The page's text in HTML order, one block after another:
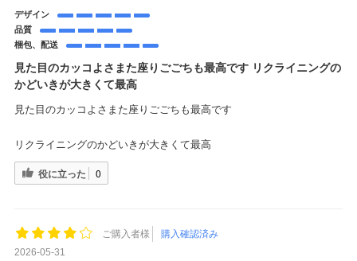
デザイン
品質
梱包、配送
見た目のカッコよさまた座りごごちも最高です リクライニングの
かどいきが大きくて最高
見た目のカッコよさまた座りごごちも最高です
リクライニングのかどいきが大きくて最高
役に立った 0
ご購入者様
購入確認済み
2026-05-31